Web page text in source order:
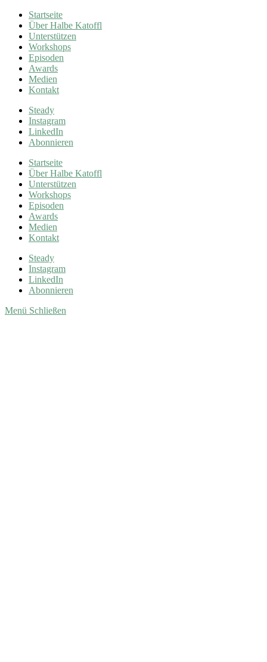
Startseite
Über Halbe Katoffl
Unterstützen
Workshops
Episoden
Awards
Medien
Kontakt
Steady
Instagram
LinkedIn
Abonnieren
Startseite
Über Halbe Katoffl
Unterstützen
Workshops
Episoden
Awards
Medien
Kontakt
Steady
Instagram
LinkedIn
Abonnieren
Menü Schließen